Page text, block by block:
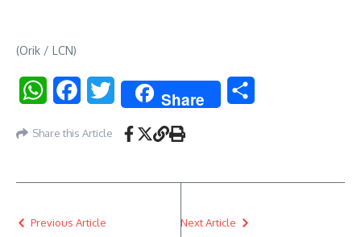
(Orik / LCN)
WhatsAppFacebookTwitter Share
Share this Article
Previous Article Next Article